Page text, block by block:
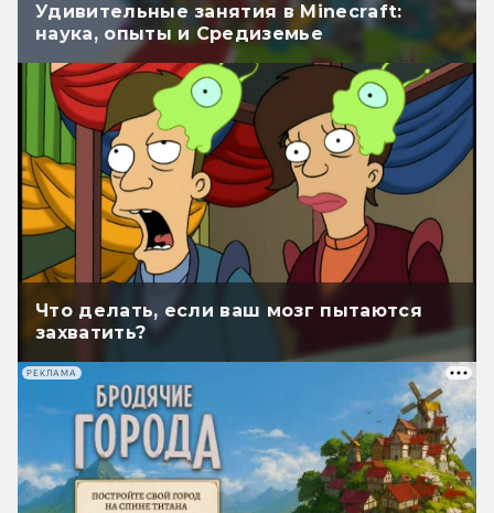
Удивительные занятия в Minecraft:
наука, опыты и Средиземье
Что делать, если ваш мозг пытаются
захватить?
РЕКЛАМА